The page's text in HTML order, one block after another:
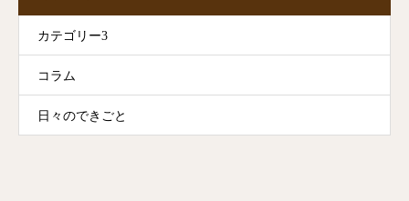
カテゴリー3
コラム
日々のできごと